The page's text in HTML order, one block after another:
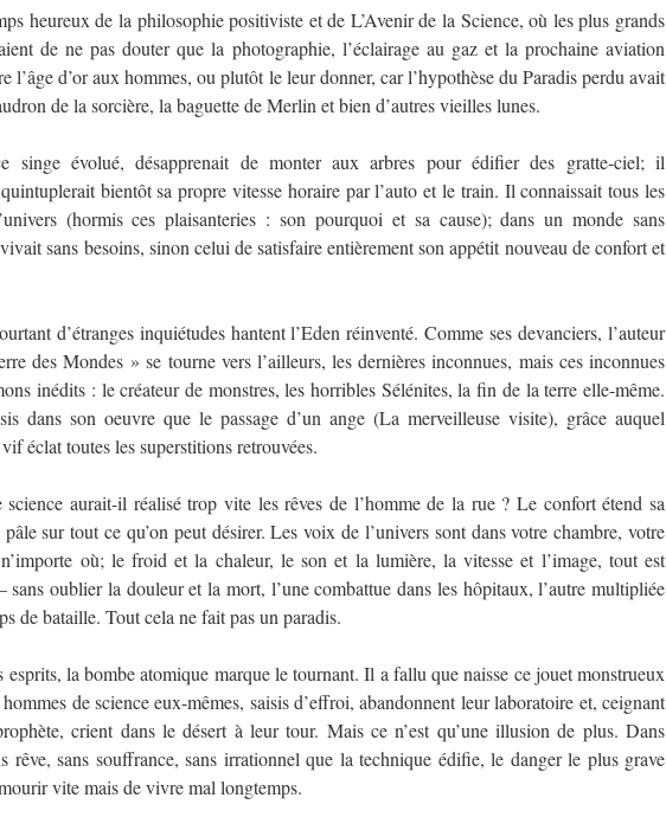
heureux de la philosophie positiviste et de L’Avenir de la Science, où les plus grands
de ne pas douter que la photographie, l’éclairage au gaz et la prochaine aviation
l’âge d’or aux hommes, ou plutôt le leur donner, car l’hypothèse du Paradis perdu avait
de la sorcière, la baguette de Merlin et bien d’autres vieilles lunes.
singe évolué, désapprenait de monter aux arbres pour édifier des gratte-ciel; il
bientôt sa propre vitesse horaire par l’auto et le train. Il connaissait tous les
(hormis ces plaisanteries : son pourquoi et sa cause); dans un monde sans
sans besoins, sinon celui de satisfaire entièrement son appétit nouveau de confort et
d’étranges inquiétudes hantent l’Eden réinventé. Comme ses devanciers, l’auteur
des Mondes » se tourne vers l’ailleurs, les dernières inconnues, mais ces inconnues
inédits : le créateur de monstres, les horribles Sélénites, la fin de la terre elle-même.
dans son oeuvre que le passage d’un ange (La merveilleuse visite), grâce auquel
éclat toutes les superstitions retrouvées.
science aurait-il réalisé trop vite les rêves de l’homme de la rue ? Le confort étend sa
sur tout ce qu’on peut désirer. Les voix de l’univers sont dans votre chambre, votre
où; le froid et la chaleur, le son et la lumière, la vitesse et l’image, tout est
sans oublier la douleur et la mort, l’une combattue dans les hôpitaux, l’autre multipliée
de bataille. Tout cela ne fait pas un paradis.
esprits, la bombe atomique marque le tournant. Il a fallu que naisse ce jouet monstrueux
de science eux-mêmes, saisis d’effroi, abandonnent leur laboratoire et, ceignant
crient dans le désert à leur tour. Mais ce n’est qu’une illusion de plus. Dans
rêve, sans souffrance, sans irrationnel que la technique édifie, le danger le plus grave
vite mais de vivre mal longtemps.